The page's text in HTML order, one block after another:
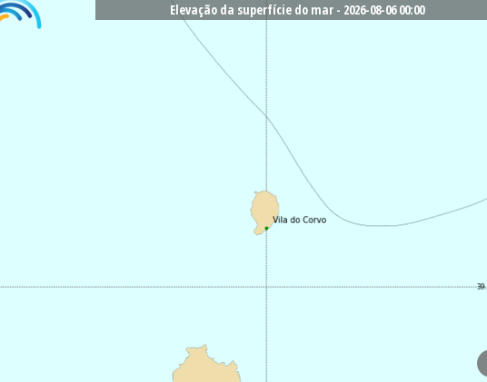
Elevação da superfície do mar - 2026-08-06 00:00